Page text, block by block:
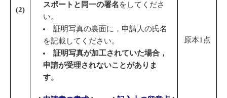
(2)
スポートと同一の署名をしてくださ
い。
証明写真の裏面に，申請人の氏名
を記載してください。
証明写真が加工されていた場合，
申請が受理されないことがありま
す。
原本1点